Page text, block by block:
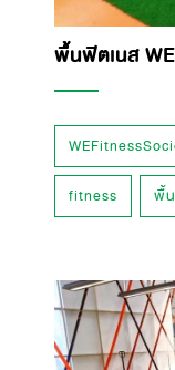
พื้นฟิตเนส
fitness พื้